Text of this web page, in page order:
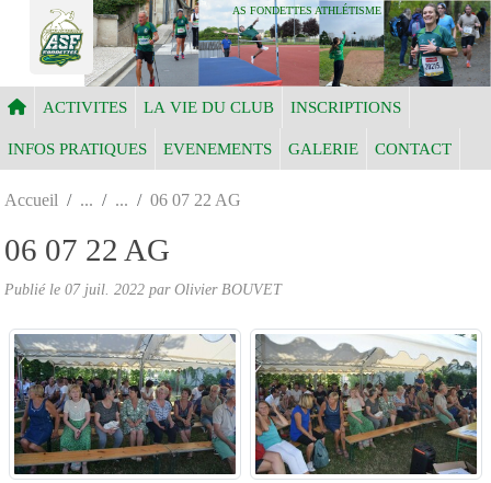
AS FONDETTES ATHLÉTISME
ACTIVITES LA VIE DU CLUB INSCRIPTIONS
INFOS PRATIQUES EVENEMENTS GALERIE CONTACT
Accueil 06 07 22 AG
06 07 22 AG
Publié le 07 juil. 2022 par Olivier BOUVET
Panneau de gestion des cookies